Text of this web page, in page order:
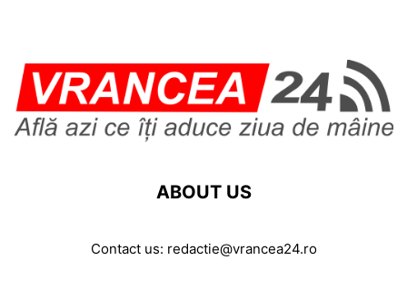
ABOUT US
Contact us: redactie@vrancea24.ro